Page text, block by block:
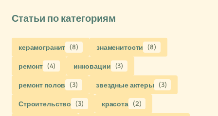
Статьи по категориям
керамогранит (8) знаменитости (8)
ремонт (4) инновации (3)
ремонт полов (3) звездные актеры (3)
Строительство (3) красота (2)